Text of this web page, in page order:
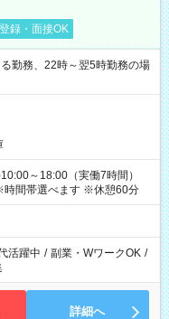
録・面接OK
勤務、22時～翌5時勤務の場
～18:00（実働7時間）
間帯選べます ※休憩60分
活躍中 / 副業・WワークOK /
詳細へ